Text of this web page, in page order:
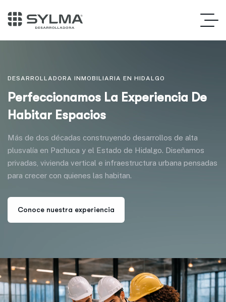
DESARROLLADORA INMOBILIARIA EN HIDALGO
Perfeccionamos La Experiencia De
Habitar Espacios
Más de dos décadas construyendo desarrollos de alta
plusvalía en Pachuca y el Estado de Hidalgo. Diseñamos
privadas, vivienda vertical e infraestructura urbana pensadas
para crecer con quienes las habitan.
Conoce nuestra experiencia